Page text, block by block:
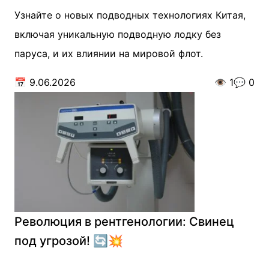
Узнайте о новых подводных технологиях Китая,
включая уникальную подводную лодку без
паруса, и их влиянии на мировой флот.
📅 9.06.2026 👁️ 1💬 0
Революция в рентгенологии: Свинец
под угрозой! 🔄💥